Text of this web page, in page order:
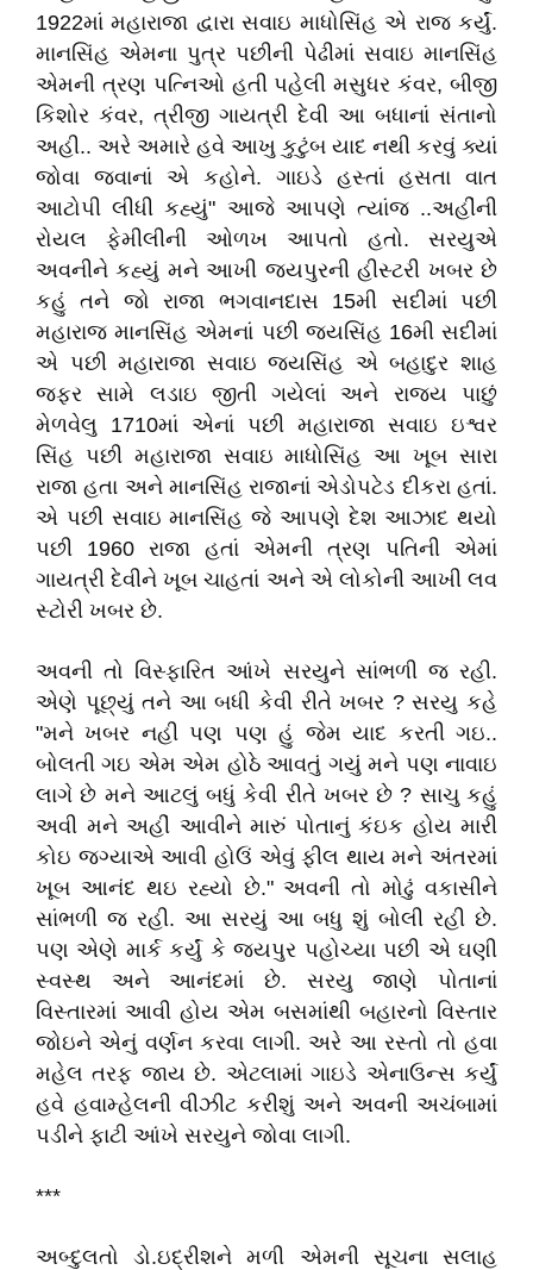
1922માં મહારાજા દ્વારા સવાઇ માધોસિંહ એ રાજ કર્યું.
માનસિંહ એમના પુત્ર પછીની પેઢીમાં સવાઇ માનસિંહ
એમની ત્રણ પત્નિઓ હતી પહેલી મસુધર કંવર, બીજી
કિશોર કંવર, ત્રીજી ગાયત્રી દેવી આ બધાનાં સંતાનો
અહી.. અરે અમારે હવે આખુ કુટુંબ યાદ નથી કરવું ક્યાં
જોવા જવાનાં એ કહોને. ગાઇડે હસ્તાં હસતા વાત
આટોપી લીધી કહ્યું" આજે આપણે ત્યાંજ ..અહીંની
રોયલ ફેમીલીની ઓળખ આપતો હતો. સરયુએ
અવનીને કહ્યું મને આખી જયપુરની હીસ્ટરી ખબર છે
કહું તને જો રાજા ભગવાનદાસ 15મી સદીમાં પછી
મહારાજ માનસિંહ એમનાં પછી જયસિંહ 16મી સદીમાં
એ પછી મહારાજા સવાઇ જયસિંહ એ બહાદુર શાહ
જફર સામે લડાઇ જીતી ગયેલાં અને રાજ્ય પાછું
મેળવેલુ 1710માં એનાં પછી મહારાજા સવાઇ ઇશ્વર
સિંહ પછી મહારાજા સવાઇ માધોસિંહ આ ખૂબ સારા
રાજા હતા અને માનસિંહ રાજાનાં એડોપટેડ દીકરા હતાં.
એ પછી સવાઇ માનસિંહ જે આપણે દેશ આઝાદ થયો
પછી 1960 રાજા હતાં એમની ત્રણ પતિની એમાં
ગાયત્રી દેવીને ખૂબ ચાહતાં અને એ લોકોની આખી લવ
સ્ટોરી ખબર છે.
અવની તો વિસ્ફારિત આંખે સરયુને સાંભળી જ રહી.
એણે પૂછ્યું તને આ બધી કેવી રીતે ખબર ? સરયુ કહે
"મને ખબર નહી પણ પણ હું જેમ યાદ કરતી ગઇ..
બોલતી ગઇ એમ એમ હોઠે આવતું ગયું મને પણ નાવાઇ
લાગે છે મને આટલું બધું કેવી રીતે ખબર છે ? સાચુ કહું
અવી મને અહીં આવીને મારું પોતાનું કંઇક હોય મારી
કોઇ જગ્યાએ આવી હોઉં એવું ફીલ થાય મને અંતરમાં
ખૂબ આનંદ થઇ રહ્યો છે." અવની તો મોઢું વકાસીને
સાંભળી જ રહી. આ સરયું આ બધુ શું બોલી રહી છે.
પણ એણે માર્ક કર્યું કે જયપુર પહોચ્યા પછી એ ઘણી
સ્વસ્થ અને આનંદમાં છે. સરયુ જાણે પોતાનાં
વિસ્તારમાં આવી હોય એમ બસમાંથી બહારનો વિસ્તાર
જોઇને એનું વર્ણન કરવા લાગી. અરે આ રસ્તો તો હવા
મહેલ તરફ જાય છે. એટલામાં ગાઇડે એનાઉન્સ કર્યું
હવે હવામ્હેલની વીઝીટ કરીશું અને અવની અચંબામાં
પડીને ફાટી આંખે સરયુને જોવા લાગી.
***
અબ્દુલતો ડો.ઇદ્રીશને મળી એમની સૂચના સલાહ